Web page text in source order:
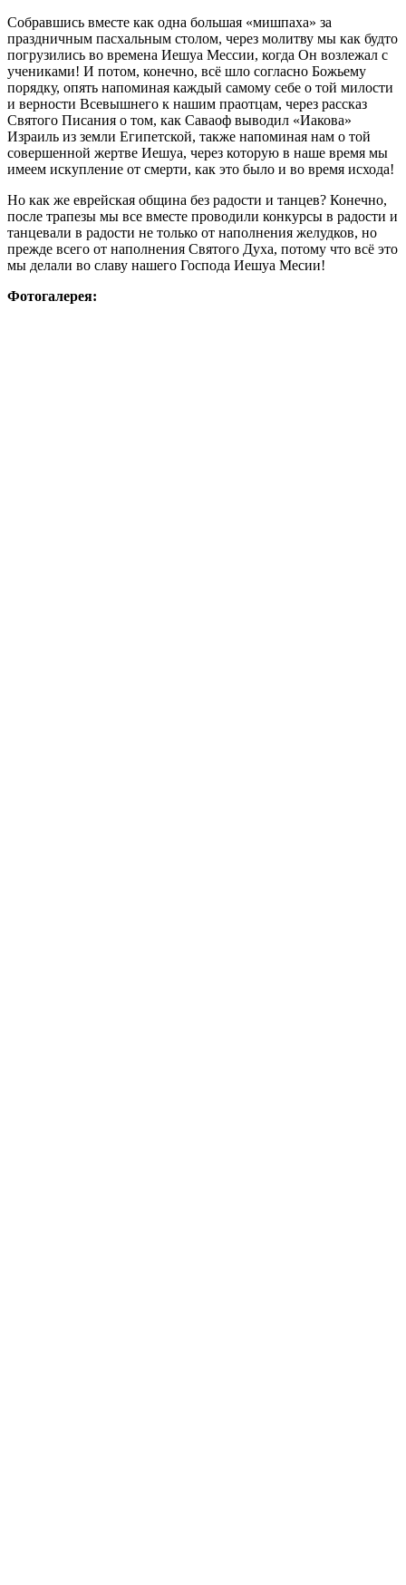
Собравшись вместе как одна большая «мишпаха» за
праздничным пасхальным столом, через молитву мы как будто
погрузились во времена Иешуа Мессии, когда Он возлежал с
учениками! И потом, конечно, всё шло согласно Божьему
порядку, опять напоминая каждый самому себе о той милости
и верности Всевышнего к нашим праотцам, через рассказ
Святого Писания о том, как Саваоф выводил «Иакова»
Израиль из земли Египетской, также напоминая нам о той
совершенной жертве Иешуа, через которую в наше время мы
имеем искупление от смерти, как это было и во время исхода!
Но как же еврейская община без радости и танцев? Конечно,
после трапезы мы все вместе проводили конкурсы в радости и
танцевали в радости не только от наполнения желудков, но
прежде всего от наполнения Святого Духа, потому что всё это
мы делали во славу нашего Господа Иешуа Месии!
Фотогалерея: